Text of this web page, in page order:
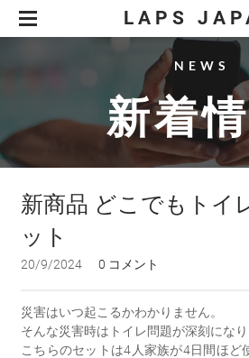
LAPS
企業情報
事業案内
商品開発
LED照明事
電気工事業
電気工事
空調設備工事
太陽光発電工
OEM事業
商品紹介
ダッシュー
LED照明採用情報
特定商取引法に基
新商品 どこでもトイ
ット
20/9/2024 0 コメント
災害はいつ起こるかわかりません。
そんな災害時はトイレ問題が深刻になり
こちらのセットは4人家族が4日間ほど